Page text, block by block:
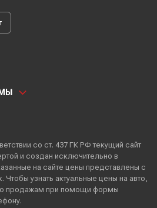
со ст. 437 ГК РФ текущий сайт
и создан исключительно в
на сайте цены представлены с
узнать актуальные цены на авто,
продажам при помощи формы